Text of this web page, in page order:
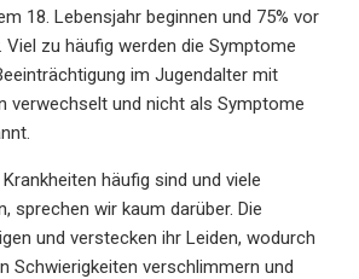
18. Lebensjahr beginnen und 75% vor
Viel zu häufig werden die Symptome
im Jugendalter mit
verwechselt und nicht als Symptome
häufig sind und viele
sprechen wir kaum darüber. Die
und verstecken ihr Leiden, wodurch
Schwierigkeiten verschlimmern und